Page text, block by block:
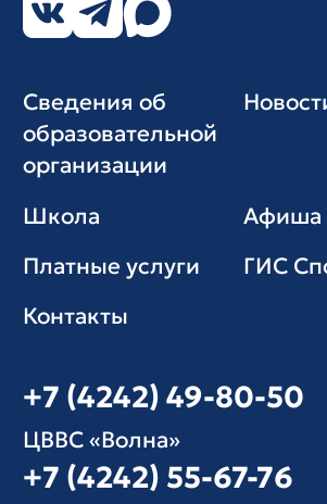
Сведения об
образовательной
организации
Школа
Афиша
Платные услуги
ГИС
Контакты
+7 (4242) 49-80-50
ЦВВС «Волна»
+7 (4242) 55-67-76